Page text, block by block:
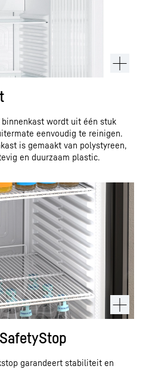
wordt uit één stuk
eenvoudig te reinigen.
is gemaakt van polystyreen,
en duurzaam plastic.
garandeert stabiliteit en